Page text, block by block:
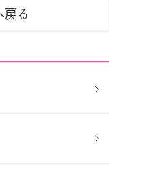
戻る